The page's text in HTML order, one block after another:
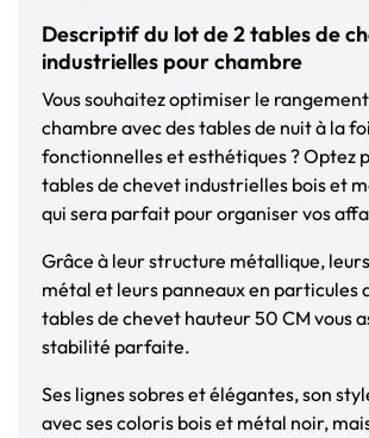
Descriptif du lot de 2 tables de
industrielles pour chambre
Vous souhaitez optimiser le
chambre avec des tables de nuit à la
fonctionnelles et esthétiques ? Optez
tables de chevet industrielles bois et
qui sera parfait pour organiser vos
Grâce à leur structure métallique,
métal et leurs panneaux en particules
tables de chevet hauteur 50 CM vous
stabilité parfaite.
Ses lignes sobres et élégantes, son
avec ses coloris bois et métal noir,